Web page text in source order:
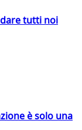
tutti noi
è solo una